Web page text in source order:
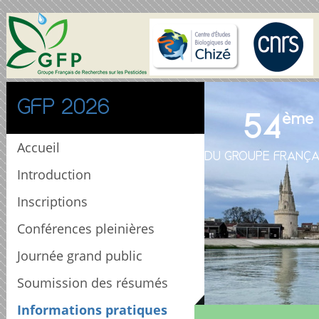
GFP 2026
Accueil
Introduction
Inscriptions
Conférences pleinières
Journée grand public
Soumission des résumés
Informations pratiques
54ème
DU GROUPE